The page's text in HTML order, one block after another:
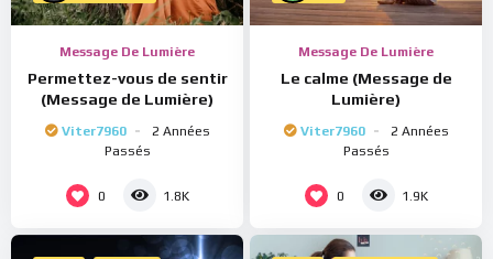
Message De Lumière
Permettez-vous de sentir
(Message de Lumière)
Viter7960
2 Années
Passés
0 1.8K
Message De Lumière
Le calme (Message de
Lumière)
Viter7960
2 Années
Passés
0 1.9K